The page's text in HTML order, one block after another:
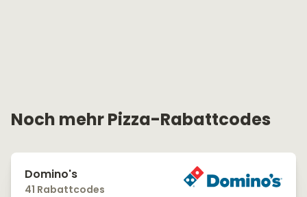
Noch mehr Pizza-Rabattcodes
Domino's
41 Rabattcodes